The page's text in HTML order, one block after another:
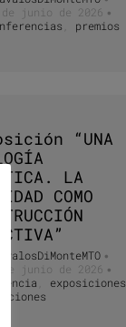
de junio de 2026 •
premios
“UNA
LA
COMO
•
de junio de 2026 •
exposiciones